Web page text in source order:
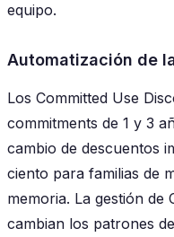
equipo.
Automatización de
Los Committed Use
commitments de 1 y 3
cambio de descuentos
ciento para familias de
memoria. La gestión de
cambian los patrones